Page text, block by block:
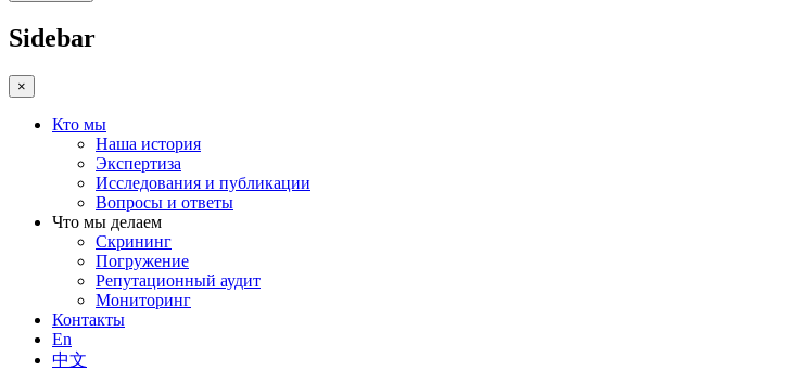
Sidebar
×
Кто мы
Наша история
Экспертиза
Исследования и публикации
Вопросы и ответы
Что мы делаем
Скрининг
Погружение
Репутационный аудит
Мониторинг
Контакты
En
中文